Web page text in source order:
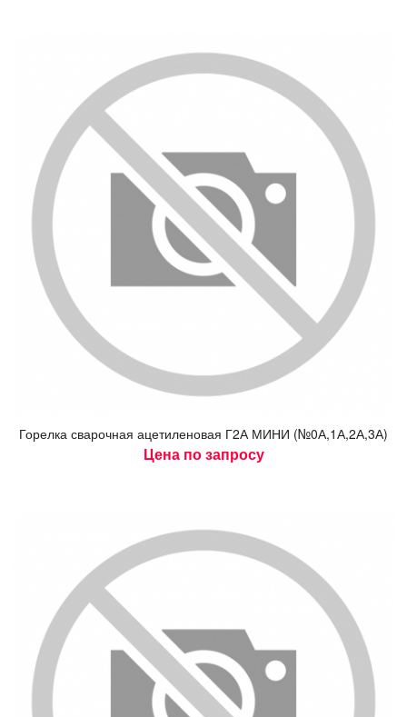
Го­рел­ка сва­роч­ная аце­тиле­новая Г2А МИ­НИ (№0А,1А,2А,3А)
Цена по запросу